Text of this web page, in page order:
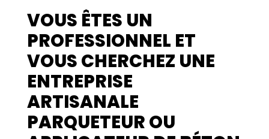
VOUS ÊTES UN
PROFESSIONNEL ET
VOUS CHERCHEZ UNE
ENTREPRISE
ARTISANALE
PARQUETEUR OU